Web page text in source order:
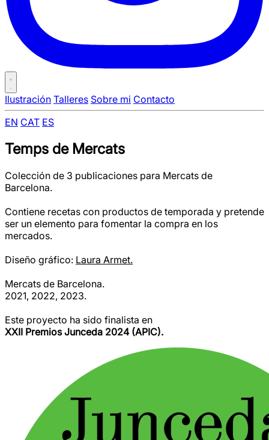
Ilustración Talleres Sobre mi Contacto
EN CAT ES
Temps de Mercats
Colección de 3 publicaciones para Mercats de
Barcelona.
Contiene recetas con productos de temporada y pretende
ser un elemento para fomentar la compra en los
mercados.
Diseño gráfico: Laura Armet.
Mercats de Barcelona.
2021, 2022, 2023.
Este proyecto ha sido finalista en
XXII Premios Junceda 2024 (APIC).